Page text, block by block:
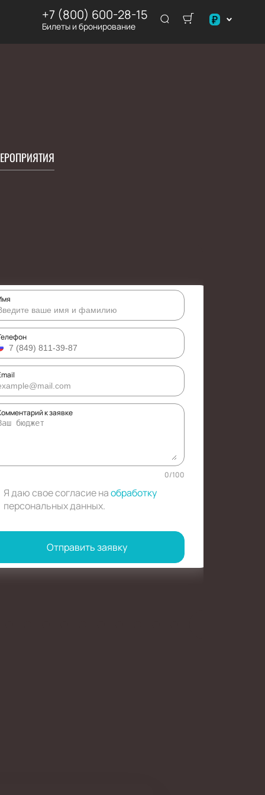
+7 (800) 600-28-15
Билеты и бронирование ₽
$
к заявке
0/100
Я даю свое согласие наобработку
персональных данных.
Отправить заявку